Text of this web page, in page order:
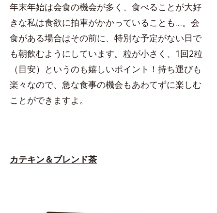
年末年始は会食の機会が多く、食べることが大好
きな私は食欲に拍車がかかっていることも…。会
食がある場合はその前に、特別な予定がない日で
も朝飲むようにしています。粒が小さく、1回2粒
（目安）というのも嬉しいポイント！持ち運びも
楽々なので、急な食事の機会もあわてずに楽しむ
ことができますよ。
カテキン＆ブレンド茶